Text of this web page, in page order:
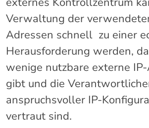
Verwaltung der
Adressen schnell zu einer
Herausforderung werden,
wenige nutzbare externe
gibt und die
anspruchsvoller IP-
vertraut sind.